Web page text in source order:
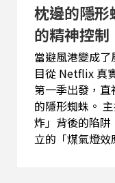
枕邊的隱形
的精神控制
當避風港變成
目從 Netflix 真
第一季出發，
的隱形蜘蛛。 主持人李宛儒帶領聽眾剖析「愛情轟
炸」背後的陷
立的「煤氣燈